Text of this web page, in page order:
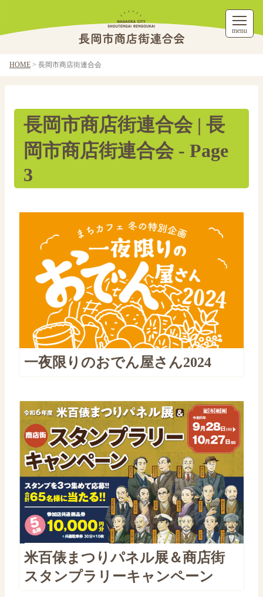
menu
HOME > 長岡市商店街連合会
長岡市商店街連合会 | 長
岡市商店街連合会 - Page
3
一夜限りのおでん屋さん2024
米百俵まつりパネル展＆商店街
スタンプラリーキャンペーン